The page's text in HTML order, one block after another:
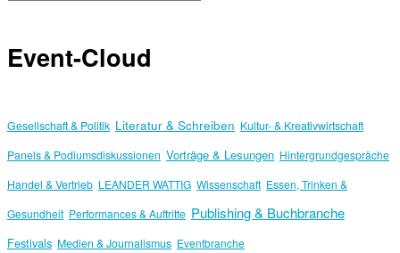
Event-Cloud
Gesellschaft & Politik Literatur & Schreiben Kultur- & Kreativwirtschaft
Panels & Podiumsdiskussionen Vorträge & Lesungen Hintergrundgespräche
Handel & Vertrieb LEANDER WATTIG Wissenschaft Essen, Trinken &
Gesundheit Performances & Auftritte Publishing & Buchbranche
Festivals Medien & Journalismus Eventbranche